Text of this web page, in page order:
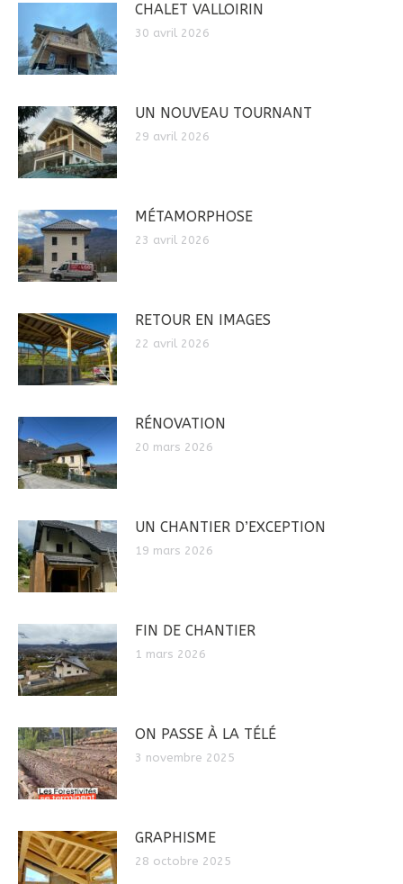
CHALET VALLOIRIN
30 avril 2026
UN NOUVEAU TOURNANT
29 avril 2026
MÉTAMORPHOSE
23 avril 2026
RETOUR EN IMAGES
22 avril 2026
RÉNOVATION
20 mars 2026
UN CHANTIER D’EXCEPTION
19 mars 2026
FIN DE CHANTIER
1 mars 2026
ON PASSE À LA TÉLÉ
3 novembre 2025
GRAPHISME
28 octobre 2025